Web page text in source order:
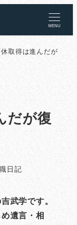
MENU
取得は進んだが
だが復
リー
日記
武学です。
遺言・相